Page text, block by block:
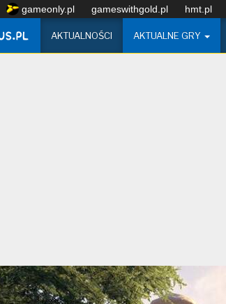
gameonly.pl gameswithgold.pl hmt.pl
AKTUALNOŚCI AKTUALNE GRY